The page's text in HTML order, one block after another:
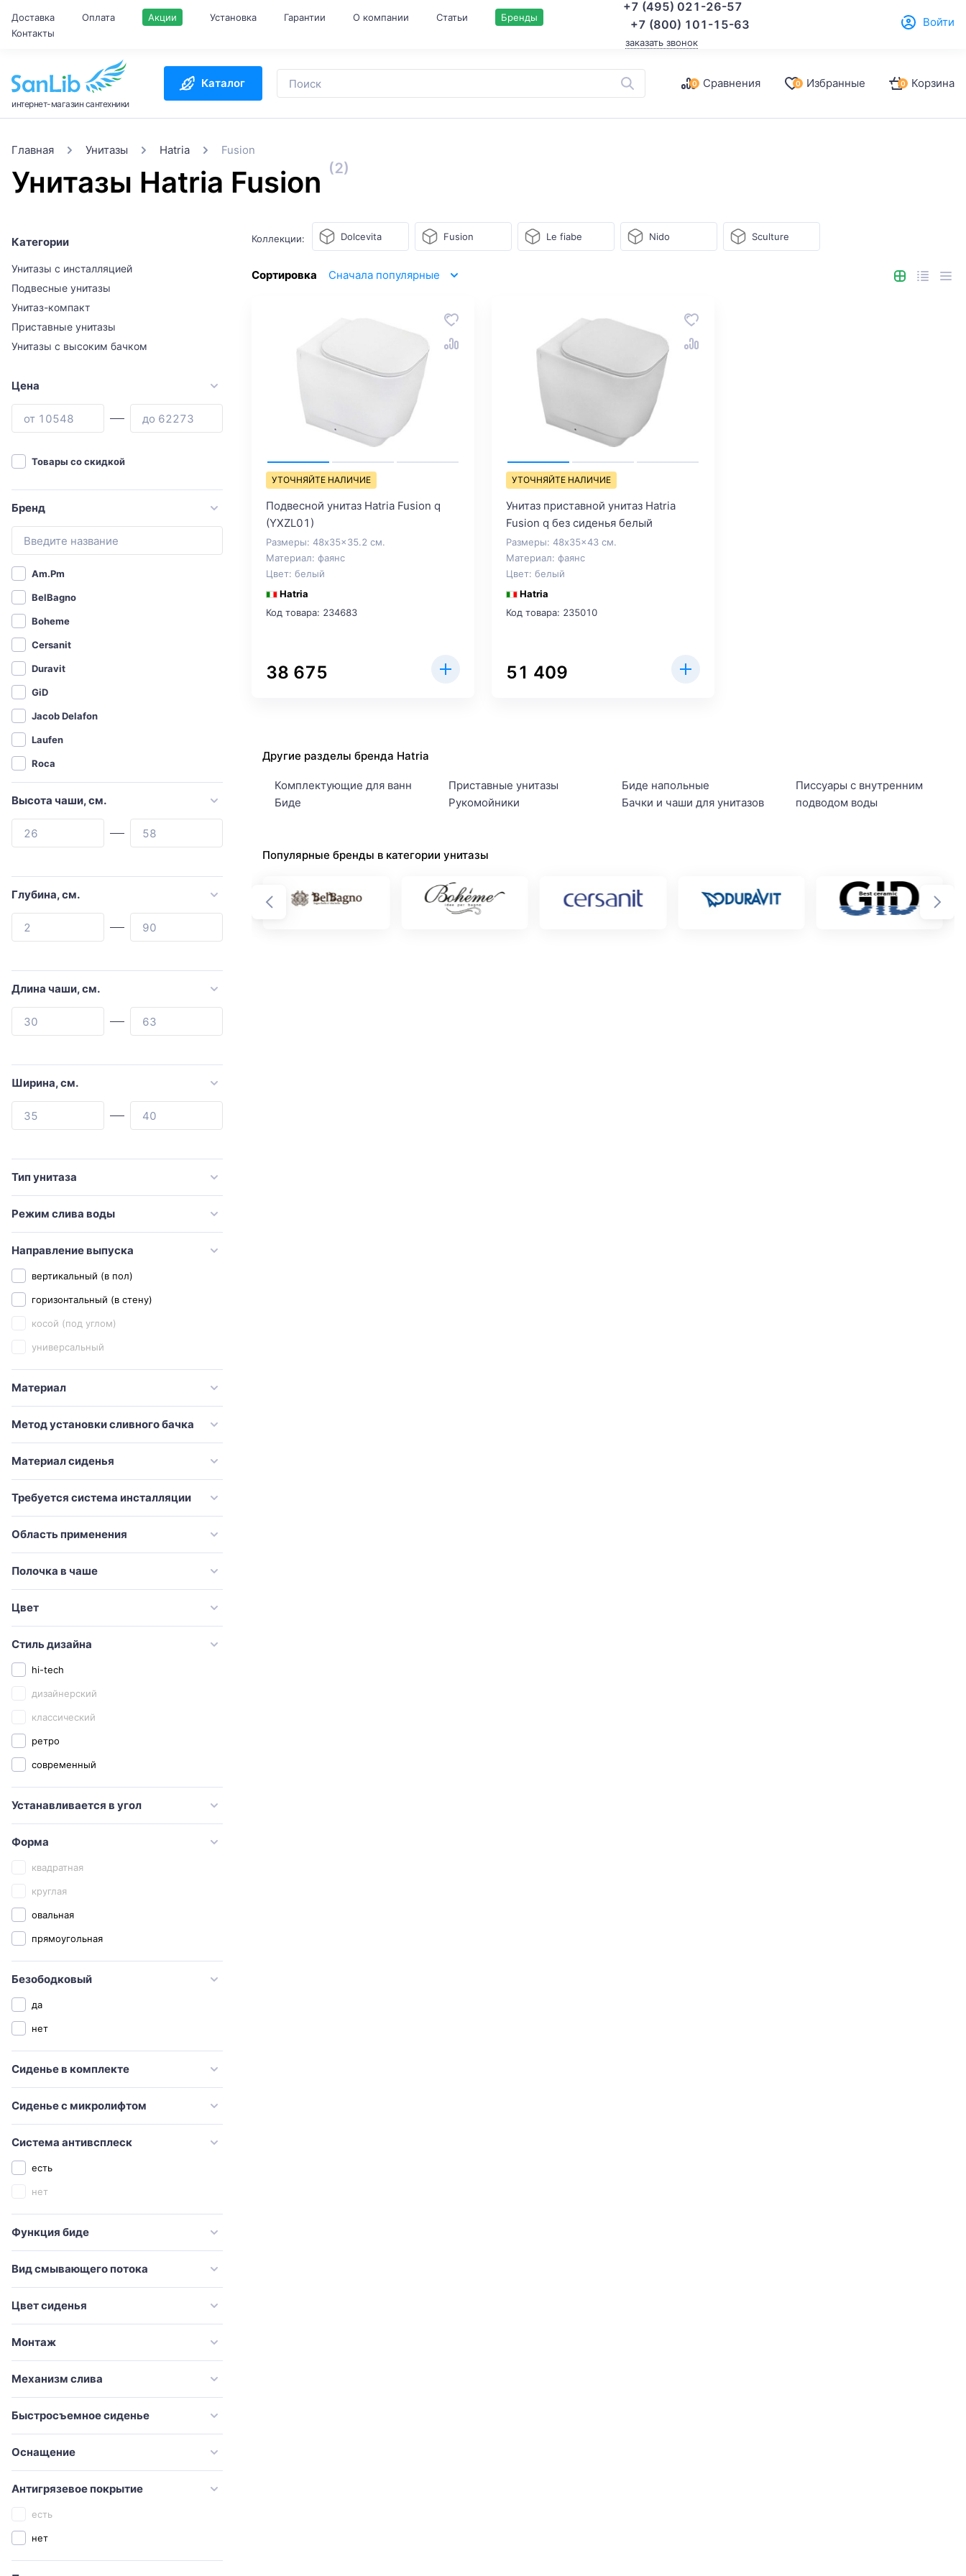
Доставка Оплата Акции Установка Гарантии О компании Статьи
Бренды
Контакты
+7 (495) 021-26-57
+7 (800) 101-15-63
заказать звонок
Войти
интернет-магазин сантехники
Каталог 0 Сравнения 0 Избранные 0 Корзина
Главная Унитазы Hatria Fusion
Унитазы Hatria Fusion (2)
Категории
Унитазы с инсталляцией
Подвесные унитазы
Унитаз-компакт
Приставные унитазы
Унитазы с высоким бачком
Цена
Товары со скидкой
Бренд
Am.Pm
BelBagno
Boheme
Cersanit
Duravit
GiD
Jacob Delafon
Laufen
Roca
Abber
Azario
Black&White
Ceramica Nova
Creavit
Creo Ceramique
Delice
Esbano
Excellent
Globo
Gural Vit
Gustavsberg
Iddis
Ideal Standard
Jaquar
Laguraty
Santeri
STWORKI
Swedbe
TECE
Timo
Vincea
Высота чаши, см.
Глубина, см.
Длина чаши, см.
Ширина, см.
Тип унитаза
Режим слива воды
Направление выпуска
вертикальный (в пол)
горизонтальный (в стену)
косой (под углом)
универсальный
Материал
Метод установки сливного бачка
Материал сиденья
Требуется система инсталляции
Область применения
Полочка в чаше
Цвет
Стиль дизайна
hi-tech
дизайнерский
классический
ретро
современный
Устанавливается в угол
Форма
квадратная
круглая
овальная
прямоугольная
Безободковый
да
нет
Сиденье в комплекте
Сиденье с микролифтом
Система антивсплеск
есть
нет
Функция биде
Вид смывающего потока
Цвет сиденья
Монтаж
Механизм слива
Быстросъемное сиденье
Оснащение
Антигрязевое покрытие
есть
нет
Коллекции: Dolcevita Fusion Le fiabe Nido Sculture
Сортировка Сначала популярные
УТОЧНЯЙТЕ НАЛИЧИЕ
Подвесной унитаз Hatria Fusion q
(YXZL01)
Размеры: 48x35x35.2 см.
Материал: фаянс
Цвет: белый
Hatria
Код товара: 234683
38 675
УТОЧНЯЙТЕ НАЛИЧИЕ
Унитаз приставной унитаз Hatria
Fusion q без сиденья белый
Размеры: 48x35x43 см.
Материал: фаянс
Цвет: белый
Hatria
Код товара: 235010
51 409
Другие разделы бренда Hatria
Комплектующие для ванн
Биде
Приставные унитазы
Рукомойники
Биде напольные
Бачки и чаши для унитазов
Писсуары с внутренним
подводом воды
Популярные бренды в категории унитазы